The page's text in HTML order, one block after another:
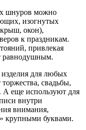
шнуров можно
изогнутых
крыш, окон),
к праздникам.
привлекая
равнодушным.
для любых
свадьбы,
еще используют для
внутри
внимания,
крупными буквами.